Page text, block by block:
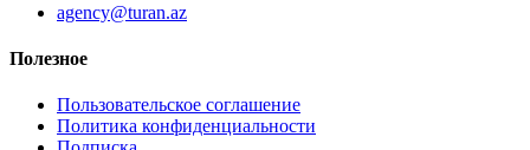
agency@turan.az
Полезное
Пользовательское соглашение
Политика конфиденциальности